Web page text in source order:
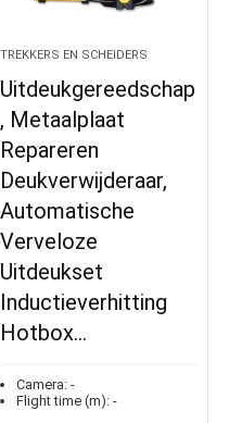
TREKKERS EN SCHEIDERS
Uitdeukgereedschap
, Metaalplaat
Repareren
Deukverwijderaar,
Automatische
Verveloze
Uitdeukset
Inductieverhitting
Hotbox…
Camera: -
Flight time (m): -